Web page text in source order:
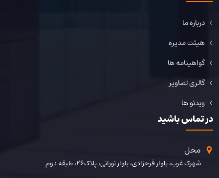
درباره ما
هیئت مدیره
گواهینامه ها
گالری تصاویر
ویدئو ها
در تماس باشید
محل
شهرک غرب، بلوار فرحزادی، بلوار نورانی، پلاک26، طبقه دوم